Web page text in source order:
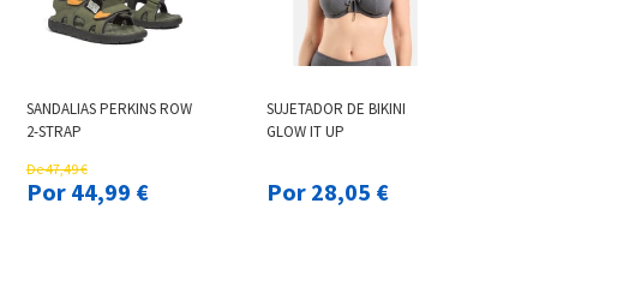
SANDALIAS PERKINS ROW
2-STRAP
De 47,49 €
Por 44,99 €
SUJETADOR DE BIKINI
GLOW IT UP
Por 28,05 €